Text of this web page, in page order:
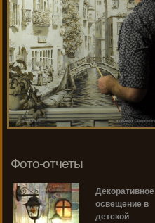
Фото-отчеты
Декоративное
освещение в
детской